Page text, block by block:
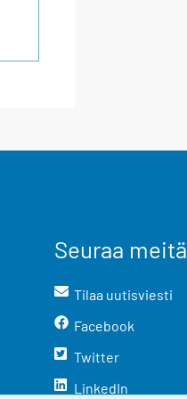
Seuraa meitä
Tilaa uutisviesti
Facebook
Twitter
LinkedIn